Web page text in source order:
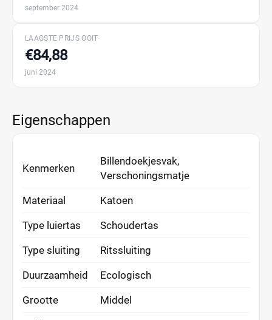
september 2024
LAAGSTE PRIJS OOIT
€84,88
juni 2024
Eigenschappen
Kenmerken
Billendoekjesvak,
Verschoningsmatje
Materiaal Katoen
Type luiertas Schoudertas
Type sluiting Ritssluiting
Duurzaamheid Ecologisch
Grootte Middel